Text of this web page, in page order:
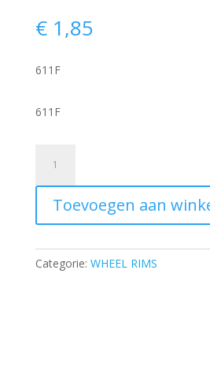
€1,85
611F
611F
rear
bolt
-
Toevoegen aan
Categorie: WHEEL RIMS